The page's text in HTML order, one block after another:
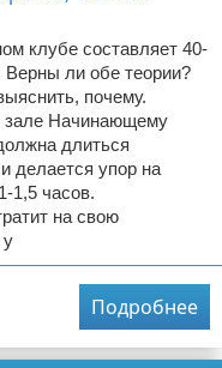
клубе составляет 40-
Верны ли обе теории?
почему.
зале Начинающему
длиться
делается упор на
1,5 часов.
на свою
у
Подробнее